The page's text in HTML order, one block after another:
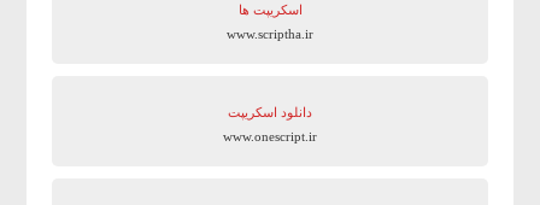
اسکریپت ها
www.scriptha.ir
دانلود اسکریپت
www.onescript.ir